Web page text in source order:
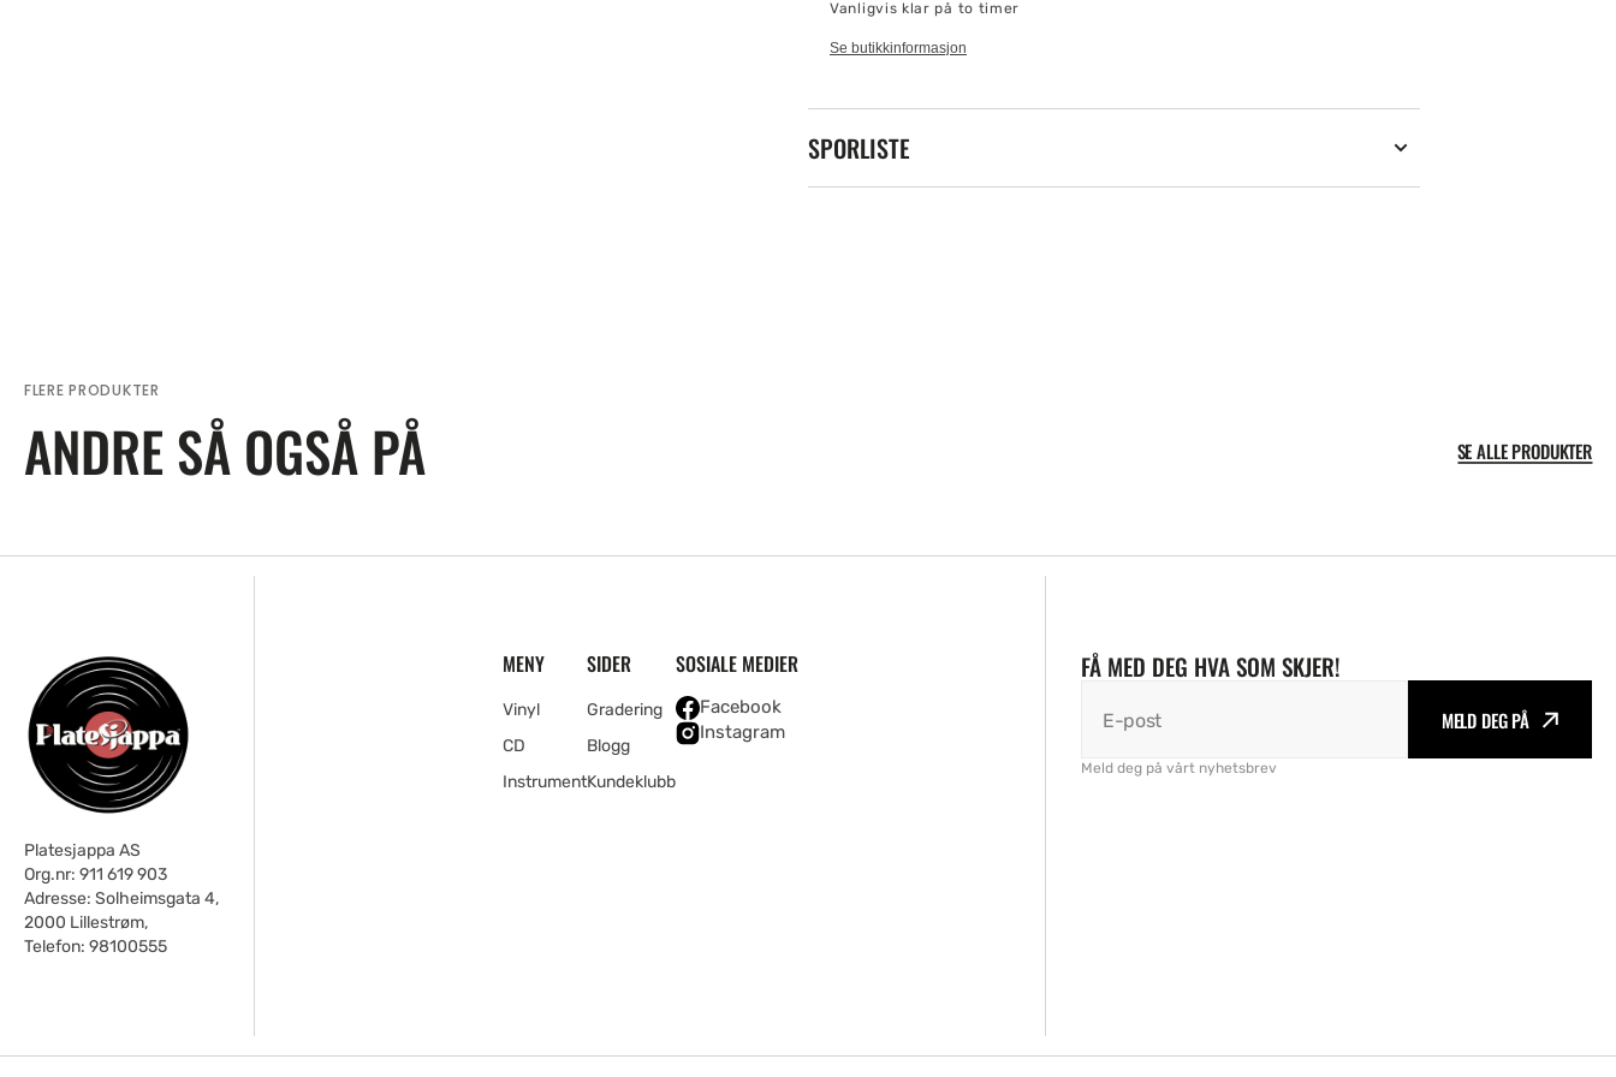
Vanligvis klar på to timer
Se butikkinformasjon
SPORLISTE
FLERE PRODUKTER
ANDRE SÅ OGSÅ PÅ SE ALLE PRODUKTER
Platesjappa AS
Org.nr: 911 619 903
Adresse: Solheimsgata 4,
2000 Lillestrøm,
Telefon: 98100555
MENY
Vinyl
CD
Instrument
SIDER
Gradering
Blogg
Kundeklubb
SOSIALE MEDIER
Facebook
Instagram
FÅ MED DEG HVA SOM SKJER!
E-post MELD DEG PÅ
Meld deg på vårt nyhetsbrev